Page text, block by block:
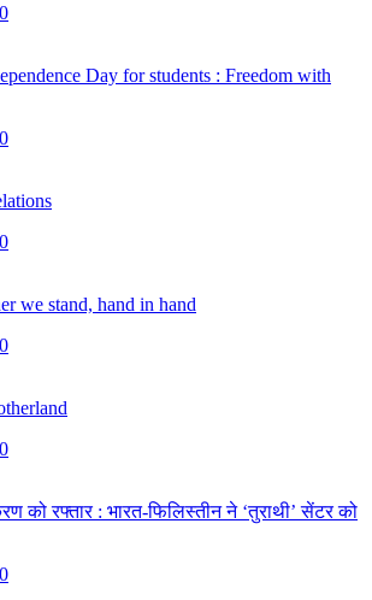
0
Day for students : Freedom with
0
0
we stand, hand in hand
0
0
को रफ्तार : भारत-फिलिस्तीन ने ‘तुराथी’ सेंटर को
0